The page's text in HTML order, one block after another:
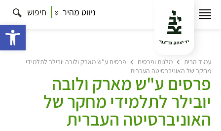
ניווט מהיר חיפוש
עמוד הבית מלגות ופרסים
פרסים ע"ש מארק ולובה יובילר לתלמידי
מחקר של האוניברסיטה העברית
פרסים ע"ש מארק ולובה
יובילר לתלמידי מחקר של
האוניברסיטה העברית